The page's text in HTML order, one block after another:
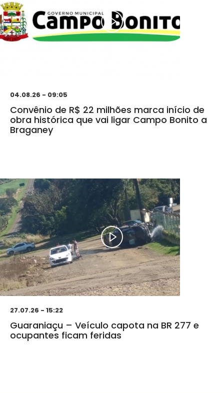
04.08.26 - 09:05
Convênio de R$ 22 milhões marca início de
obra histórica que vai ligar Campo Bonito a
Braganey
27.07.26 - 15:22
Guaraniaçu – Veículo capota na BR 277 e
ocupantes ficam feridas